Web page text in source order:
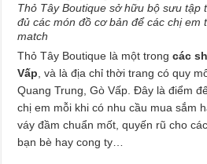
Thỏ Tây Boutique sở hữu bộ sưu tập
đủ các món đồ cơ bản để các chị em
match
Thỏ Tây Boutique là một trongcác
Vấp , và là địa chỉ thời trang có quy
Quang Trung, Gò Vấp. Đây là điểm
chị em mỗi khi có nhu cầu mua sắm
váy đầm chuẩn mốt, quyến rũ cho
bạn bè hay cong ty…